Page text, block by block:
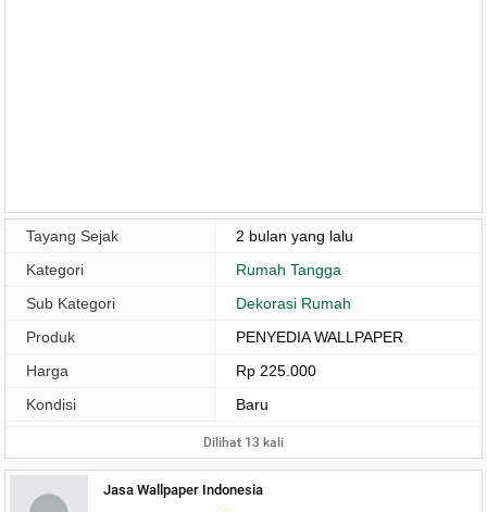
Tayang Sejak
2 bulan yang lalu
Kategori
Rumah Tangga
Sub Kategori
Dekorasi Rumah
Produk
PENYEDIA WALLPAPER
Harga
Rp 225.000
Kondisi
Baru
Dilihat 13 kali
Jasa Wallpaper Indonesia